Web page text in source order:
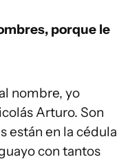
porque le
nombre, yo
Arturo. Son
están en la cédula
con tantos